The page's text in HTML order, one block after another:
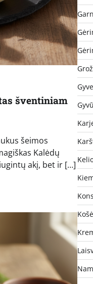
šventiniam
šeimos
Kalėdų
akį, bet ir […]